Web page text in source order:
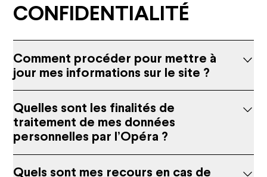
CONFIDENTIALITÉ
Comment procéder pour mettre à
jour mes informations sur le site ?
Quelles sont les finalités de
traitement de mes données
personnelles par l’Opéra ?
Quels sont mes recours en cas de